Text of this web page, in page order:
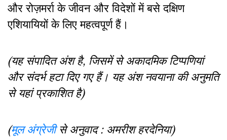
और रोज़मर्रा के जीवन और विदेशों में बसे दक्षिण
एशियायियों के लिए महत्वपूर्ण हैं।
(यह संपादित अंश है, जिसमें से अकादमिक टिप्पणियां
और संदर्भ हटा दिए गए हैं। यह अंश नवयाना की अनुमति
से यहां प्रकाशित है)
(मूल अंग्रेजीसे अनुवाद : अमरीश हरदेनिया)